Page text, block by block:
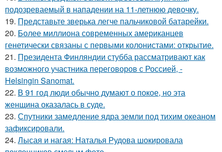
подозреваемый в нападении на 11-летнюю девочку.
19. Представьте зверька легче пальчиковой батарейки.
20. Более миллиона современных американцев
генетически связаны с первыми колонистами: открытие.
21. Президента Финляндии стубба рассматривают как
возможного участника переговоров с Россией, -
Helsingin Sanomat.
22. В 91 год люди обычно думают о покое, но эта
женщина оказалась в суде.
23. Спутники замедление ядра земли под тихим океаном
зафиксировали.
24. Лысая и нагая: Наталья Рудова шокировала